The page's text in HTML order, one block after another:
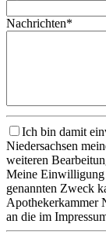
Nachrichten*
Ich bin damit
Niedersachsen
weiteren
Meine Einwilligung
genannten Zweck
Apothekerkammer
an die im